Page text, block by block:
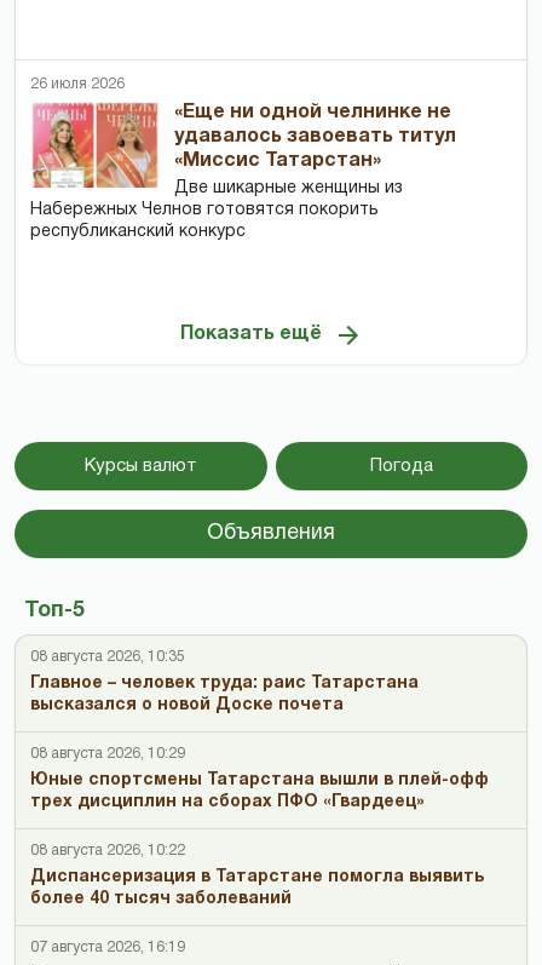
26 июля 2026
«Еще ни одной челнинке не
удавалось завоевать титул
«Миссис Татарстан»
Две шикарные женщины из
Набережных Челнов готовятся покорить
республиканский конкурс
Показать ещё
Курсы валют Погода
Объявления
Топ-5
08 августа 2026, 10:35
Главное – человек труда: раис Татарстана
высказался о новой Доске почета
08 августа 2026, 10:29
Юные спортсмены Татарстана вышли в плей-офф
трех дисциплин на сборах ПФО «Гвардеец»
08 августа 2026, 10:22
Диспансеризация в Татарстане помогла выявить
более 40 тысяч заболеваний
07 августа 2026, 16:19